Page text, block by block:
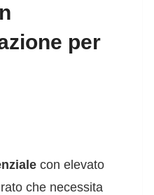
per
con elevato
che necessita